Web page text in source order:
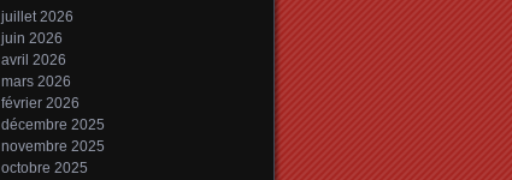
juillet 2026
juin 2026
avril 2026
mars 2026
février 2026
décembre 2025
novembre 2025
octobre 2025